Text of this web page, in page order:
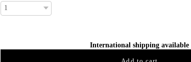
International shipping available